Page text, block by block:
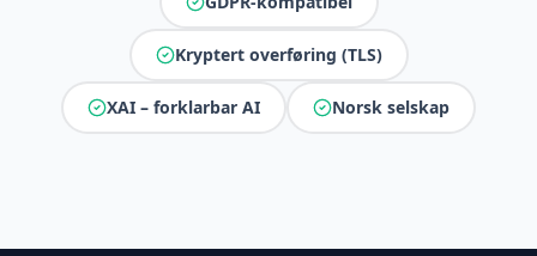
Kryptert overføring (TLS)
XAI – forklarbar AI Norsk selskap